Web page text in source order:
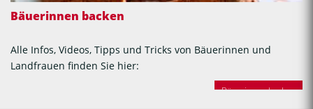
Bäuerinnen backen
Alle Infos, Videos, Tipps und Tricks von Bäuerinnen und
Landfrauen finden Sie hier:
Bäuerinnen backen